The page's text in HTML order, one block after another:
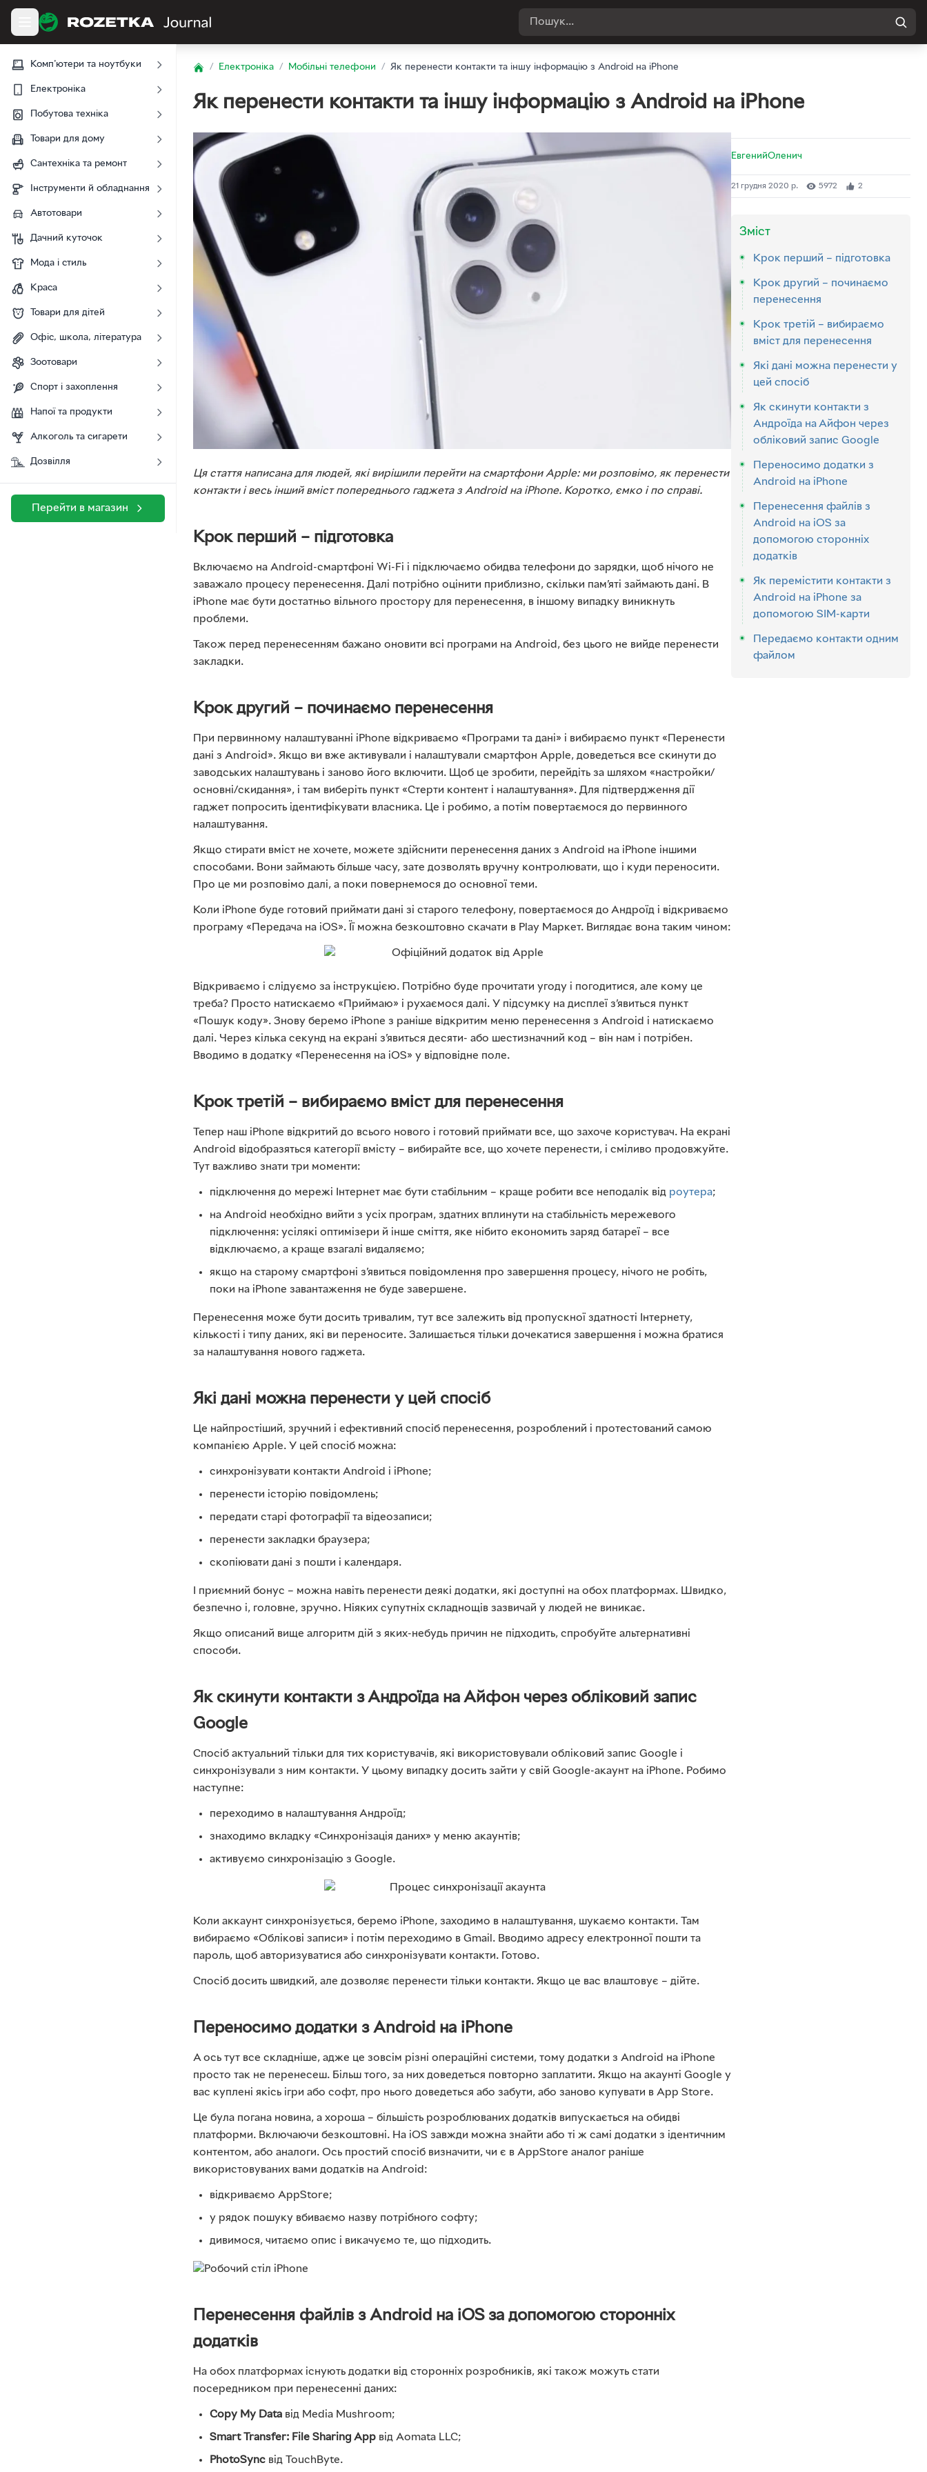
Комп'ютери та ноутбуки
Електроніка
Побутова техніка
Товари для дому
Сантехніка та ремонт
Інструменти й обладнання
Автотовари
Дачний куточок
Мода і стиль
Краса
Товари для дітей
Офіс, школа, література
Зоотовари
Спорт і захоплення
Напої та продукти
Алкоголь та сигарети
Дозвілля
Перейти в магазин
Home
/ Електроніка / Мобільні телефони / Як перенести контакти та іншу інформацію з Android на iPhone
Як перенести контакти та іншу інформацію з Android на iPhone
Ця стаття написана для людей, які вирішили перейти на смартфони Apple: ми розповімо, як перенести
контакти і весь інший вміст попереднього гаджета з Android на iPhone. Коротко, ємко і по справі.
Крок перший – підготовка
Включаємо на Android-смартфоні Wi-Fi і підключаємо обидва телефони до зарядки, щоб нічого не
заважало процесу перенесення. Далі потрібно оцінити приблизно, скільки пам’яті займають дані. В
iPhone має бути достатньо вільного простору для перенесення, в іншому випадку виникнуть
проблеми.
Також перед перенесенням бажано оновити всі програми на Android, без цього не вийде перенести
закладки.
Крок другий – починаємо перенесення
При первинному налаштуванні iPhone відкриваємо «Програми та дані» і вибираємо пункт «Перенести
дані з Android». Якщо ви вже активували і налаштували смартфон Apple, доведеться все скинути до
заводських налаштувань і заново його включити. Щоб це зробити, перейдіть за шляхом «настройки/
основні/скидання», і там виберіть пункт «Стерти контент і налаштування». Для підтвердження дії
гаджет попросить ідентифікувати власника. Це і робимо, а потім повертаємося до первинного
налаштування.
Якщо стирати вміст не хочете, можете здійснити перенесення даних з Android на iPhone іншими
способами. Вони займають більше часу, зате дозволять вручну контролювати, що і куди переносити.
Про це ми розповімо далі, а поки повернемося до основної теми.
Коли iPhone буде готовий приймати дані зі старого телефону, повертаємося до Андроїд і відкриваємо
програму «Передача на iOS». Її можна безкоштовно скачати в Play Маркет. Виглядає вона таким чином:
Відкриваємо і слідуємо за інструкцією. Потрібно буде прочитати угоду і погодитися, але кому це
треба? Просто натискаємо «Приймаю» і рухаємося далі. У підсумку на дисплеї з’явиться пункт
«Пошук коду». Знову беремо iPhone з раніше відкритим меню перенесення з Android і натискаємо
далі. Через кілька секунд на екрані з’явиться десяти- або шестизначний код – він нам і потрібен.
Вводимо в додатку «Перенесення на iOS» у відповідне поле.
Крок третій – вибираємо вміст для перенесення
Тепер наш iPhone відкритий до всього нового і готовий приймати все, що захоче користувач. На екрані
Android відобразяться категорії вмісту – вибирайте все, що хочете перенести, і сміливо продовжуйте.
Тут важливо знати три моменти:
підключення до мережі Інтернет має бути стабільним – краще робити все неподалік від роутера;
на Android необхідно вийти з усіх програм, здатних вплинути на стабільність мережевого
підключення: усілякі оптимізери й інше сміття, яке нібито економить заряд батареї – все
відключаємо, а краще взагалі видаляємо;
якщо на старому смартфоні з’явиться повідомлення про завершення процесу, нічого не робіть,
поки на iPhone завантаження не буде завершене.
Перенесення може бути досить тривалим, тут все залежить від пропускної здатності Інтернету,
кількості і типу даних, які ви переносите. Залишається тільки дочекатися завершення і можна братися
за налаштування нового гаджета.
Які дані можна перенести у цей спосіб
Це найпростіший, зручний і ефективний спосіб перенесення, розроблений і протестований самою
компанією Apple. У цей спосіб можна:
синхронізувати контакти Android і iPhone;
перенести історію повідомлень;
передати старі фотографії та відеозаписи;
перенести закладки браузера;
скопіювати дані з пошти і календаря.
І приємний бонус – можна навіть перенести деякі додатки, які доступні на обох платформах. Швидко,
безпечно і, головне, зручно. Ніяких супутніх складнощів зазвичай у людей не виникає.
Якщо описаний вище алгоритм дій з яких-небудь причин не підходить, спробуйте альтернативні
способи.
Як скинути контакти з Андроїда на Айфон через обліковий запис
Google
Спосіб актуальний тільки для тих користувачів, які використовували обліковий запис Google і
синхронізували з ним контакти. У цьому випадку досить зайти у свій Google-акаунт на iPhone. Робимо
наступне:
переходимо в налаштування Андроїд;
знаходимо вкладку «Синхронізація даних» у меню акаунтів;
активуємо синхронізацію з Google.
Коли аккаунт синхронізується, беремо iPhone, заходимо в налаштування, шукаємо контакти. Там
вибираємо «Облікові записи» і потім переходимо в Gmail. Вводимо адресу електронної пошти та
пароль, щоб авторизуватися або синхронізувати контакти. Готово.
Спосіб досить швидкий, але дозволяє перенести тільки контакти. Якщо це вас влаштовує – дійте.
Переносимо додатки з Android на iPhone
А ось тут все складніше, адже це зовсім різні операційні системи, тому додатки з Android на iPhone
просто так не перенесеш. Більш того, за них доведеться повторно заплатити. Якщо на акаунті Google у
вас куплені якісь ігри або софт, про нього доведеться або забути, або заново купувати в App Store.
Це була погана новина, а хороша – більшість розроблюваних додатків випускається на обидві
платформи. Включаючи безкоштовні. На iOS завжди можна знайти або ті ж самі додатки з ідентичним
контентом, або аналоги. Ось простий спосіб визначити, чи є в AppStore аналог раніше
використовуваних вами додатків на Android:
відкриваємо AppStore;
у рядок пошуку вбиваємо назву потрібного софту;
дивимося, читаємо опис і викачуємо те, що підходить.
Перенесення файлів з Android на iOS за допомогою сторонніх
додатків
На обох платформах існують додатки від сторонніх розробників, які також можуть стати
посередником при перенесенні даних:
Copy My Data від Media Mushroom;
Smart Transfer: File Sharing App від Aomata LLC;
PhotoSync від TouchByte.
ЕвгенийОленич
21 грудня 2020 р. 5972 2
Зміст
Крок перший – підготовка
Крок другий – починаємо
перенесення
Крок третій – вибираємо
вміст для перенесення
Які дані можна перенести у
цей спосіб
Як скинути контакти з
Андроїда на Айфон через
обліковий запис Google
Переносимо додатки з
Android на iPhone
Перенесення файлів з
Android на iOS за
допомогою сторонніх
додатків
Як перемістити контакти з
Android на iPhone за
допомогою SIM-карти
Передаємо контакти одним
файлом